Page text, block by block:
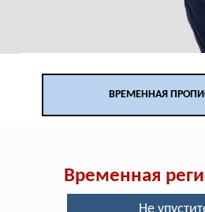
ВРЕМЕННАЯ
Временная